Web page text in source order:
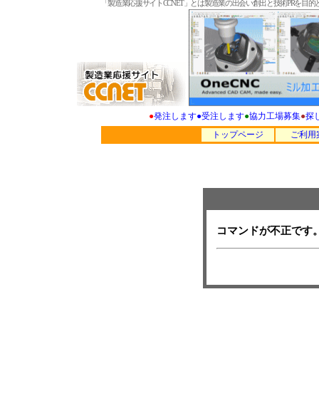
「製造業応援サイトCCNET」とは製造業の出会い創出と技術PRを
●発注します●受注します●協力工場募集●探
トップページ
ご利用
コマンドが不正です